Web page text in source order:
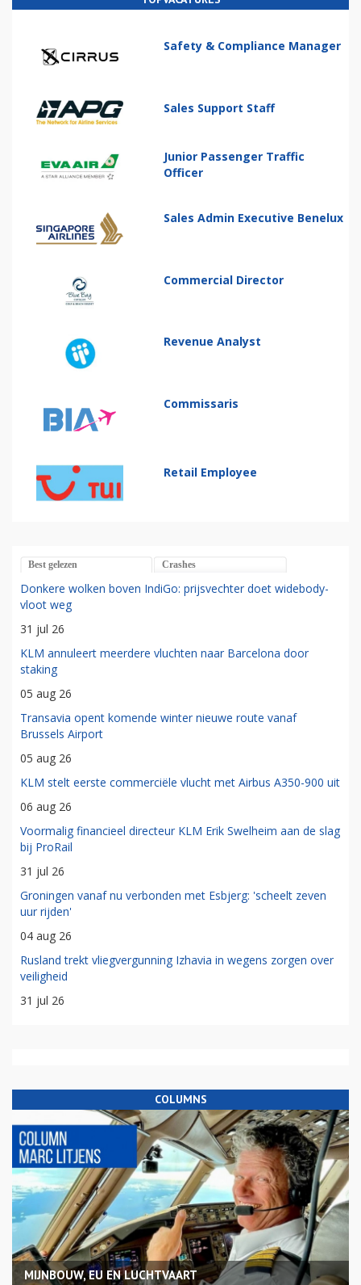
Safety & Compliance Manager
Sales Support Staff
Junior Passenger Traffic
Officer
Sales Admin Executive Benelux
Commercial Director
Revenue Analyst
Commissaris
Retail Employee
Best gelezen Crashes
Donkere wolken boven IndiGo: prijsvechter doet widebody-
vloot weg
31 jul 26
KLM annuleert meerdere vluchten naar Barcelona door
staking
05 aug 26
Transavia opent komende winter nieuwe route vanaf
Brussels Airport
05 aug 26
KLM stelt eerste commerciële vlucht met Airbus A350-900 uit
06 aug 26
Voormalig financieel directeur KLM Erik Swelheim aan de slag
bij ProRail
31 jul 26
Groningen vanaf nu verbonden met Esbjerg: 'scheelt zeven
uur rijden'
04 aug 26
Rusland trekt vliegvergunning Izhavia in wegens zorgen over
veiligheid
31 jul 26
COLUMNS
MIJNBOUW, EU EN LUCHTVAART